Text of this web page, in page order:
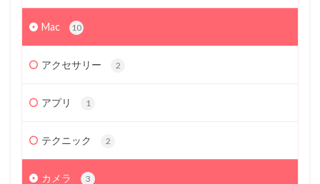
Mac 10
アクセサリー 2
アプリ 1
テクニック 2
カメラ 3